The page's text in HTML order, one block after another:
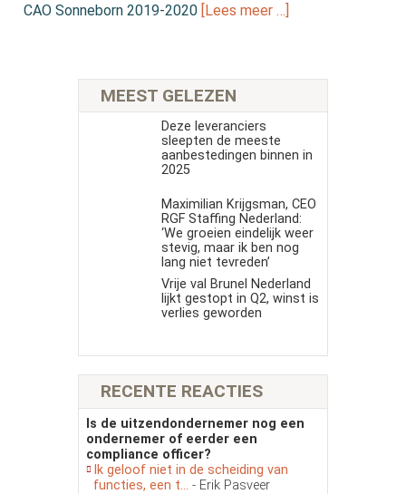
CAO Sonneborn 2019-2020 [Lees meer …]
MEEST GELEZEN
Deze leveranciers
sleepten de meeste
aanbestedingen binnen in
2025
Maximilian Krijgsman, CEO
RGF Staffing Nederland:
‘We groeien eindelijk weer
stevig, maar ik ben nog
lang niet tevreden’
Vrije val Brunel Nederland
lijkt gestopt in Q2, winst is
verlies geworden
RECENTE REACTIES
Is de uitzendondernemer nog een
ondernemer of eerder een
compliance officer?
Ik geloof niet in de scheiding van
functies, een t... - Erik Pasveer